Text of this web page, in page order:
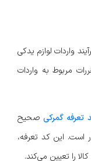
واردات لوازم یدکی
مربوط به واردات
تعرفه گمرکیصحیح
است. این کد تعرفه،
را تعیین می‌کند.